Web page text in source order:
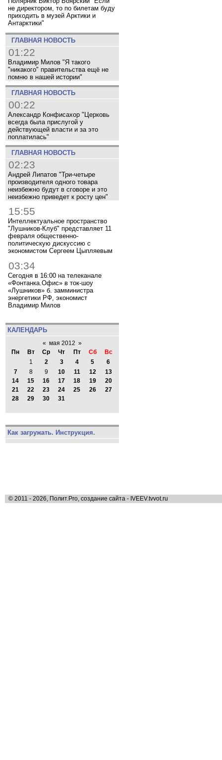
не директором, то по билетам буду
приходить в музей Арктики и
Антарктики"
ГЛАВНАЯ НОВОСТЬ
01:22
Владимир Милов "Я такого
"никакого" правительства ещё не
помню в нашей истории"
ГЛАВНАЯ НОВОСТЬ
00:22
Александр Конфисахор "Церковь
всегда была прислугой у
действующей власти и за это
поплатилась"
ГЛАВНАЯ НОВОСТЬ
02:23
Андрей Липатов "Три-четыре
производителя одного товара
неизбежно будут в сговоре и это
неизбежно приведет к росту цен"
15:55
Интеллектуальное пространство
"Лушников-Клуб" представляет 11
февраля общественно-
политическую дискуссию с
экономистом Сергеем Цыпляевым
03:34
Сегодня в 16:00 на телеканале
«Фонтанка.Офис» в ток-шоу
«Лушников» б. замминистра
энергетики РФ, экономист
Владимир Милов
КАЛЕНДАРЬ
« мая 2012 »
Пн
Вт Ср Чт Пт Сб
Вс
1
2 3 4 5
6
7
8 9 10 11 12
13
14
15 16 17 18 19
20
21
22 23 24 25 26
27
28
29 30 31
Как загружать. Инструкция.
© 2011 - 2026, Полит.Pro, создание сайта - IVEEV.tvvot.ru